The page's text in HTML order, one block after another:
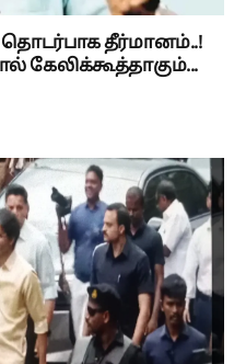
தீர்மானம்..!
கேலிக்கூத்தாகும்...